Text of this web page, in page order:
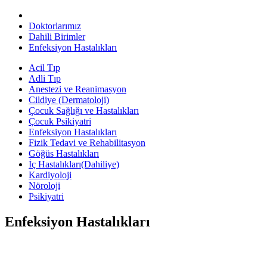
Doktorlarımız
Dahili Birimler
Enfeksiyon Hastalıkları
Acil Tıp
Adli Tıp
Anestezi ve Reanimasyon
Cildiye (Dermatoloji)
Çocuk Sağlığı ve Hastalıkları
Çocuk Psikiyatri
Enfeksiyon Hastalıkları
Fizik Tedavi ve Rehabilitasyon
Göğüs Hastalıkları
İç Hastalıkları(Dahiliye)
Kardiyoloji
Nöroloji
Psikiyatri
Enfeksiyon Hastalıkları